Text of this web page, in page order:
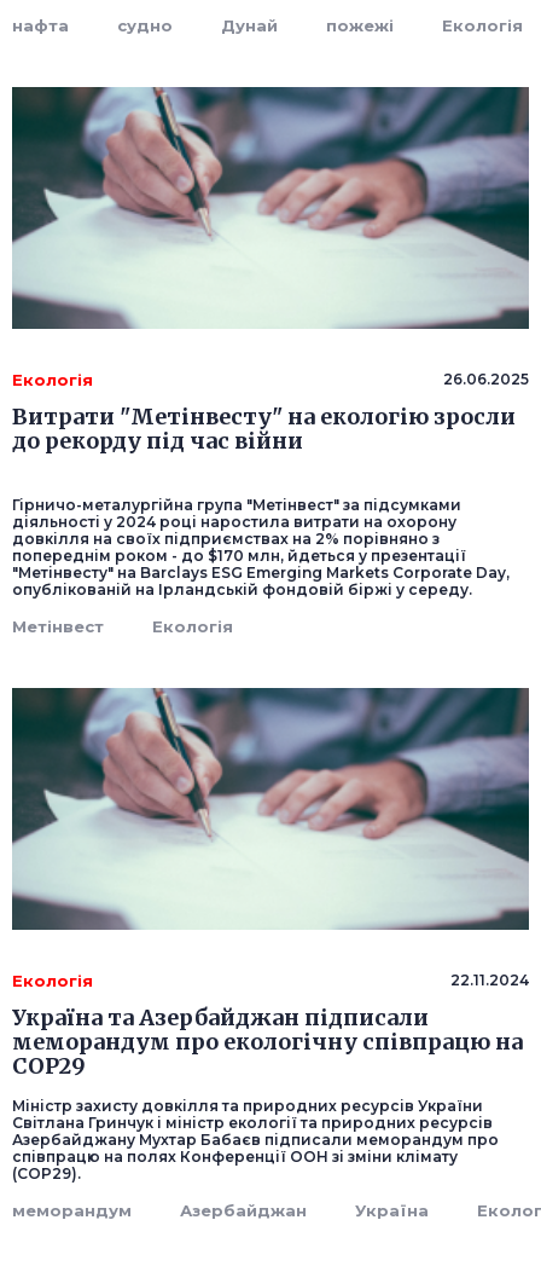
нафта судно Дунай пожежі Екологія
Екологія 26.06.2025
Витрати "Метінвесту" на екологію зросли
до рекорду під час війни
Гірничо-металургійна група "Метінвест" за підсумками
діяльності у 2024 році наростила витрати на охорону
довкілля на своїх підприємствах на 2% порівняно з
попереднім роком - до $170 млн, йдеться у презентації
"Метінвесту" на Barclays ESG Emerging Markets Corporate Day,
опублікованій на Ірландській фондовій біржі у середу.
Метінвест Екологія
Екологія 22.11.2024
Україна та Азербайджан підписали
меморандум про екологічну співпрацю на
СОР29
Міністр захисту довкілля та природних ресурсів України
Світлана Гринчук і міністр екології та природних ресурсів
Азербайджану Мухтар Бабаєв підписали меморандум про
співпрацю на полях Конференції ООН зі зміни клімату
(СОР29).
меморандум Азербайджан Україна